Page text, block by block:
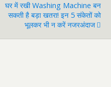
घर में रखी Washing Machine बन
सकती है बड़ा खतरा! इन 5 संकेतों को
भूलकर भी न करें नजरअंदाज